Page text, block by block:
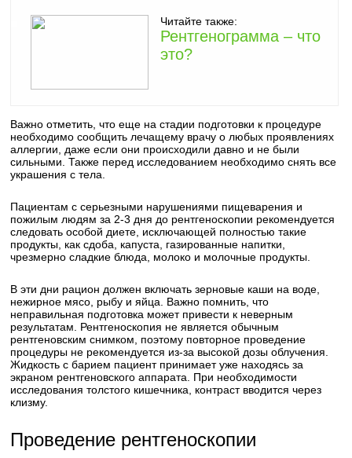
Читайте также:
Рентгенограмма – что
это?
Важно отметить, что еще на стадии подготовки к процедуре
необходимо сообщить лечащему врачу о любых проявлениях
аллергии, даже если они происходили давно и не были
сильными. Также перед исследованием необходимо снять все
украшения с тела.
Пациентам с серьезными нарушениями пищеварения и
пожилым людям за 2-3 дня до рентгеноскопии рекомендуется
следовать особой диете, исключающей полностью такие
продукты, как сдоба, капуста, газированные напитки,
чрезмерно сладкие блюда, молоко и молочные продукты.
В эти дни рацион должен включать зерновые каши на воде,
нежирное мясо, рыбу и яйца. Важно помнить, что
неправильная подготовка может привести к неверным
результатам. Рентгеноскопия не является обычным
рентгеновским снимком, поэтому повторное проведение
процедуры не рекомендуется из-за высокой дозы облучения.
Жидкость с барием пациент принимает уже находясь за
экраном рентгеновского аппарата. При необходимости
исследования толстого кишечника, контраст вводится через
клизму.
Проведение рентгеноскопии